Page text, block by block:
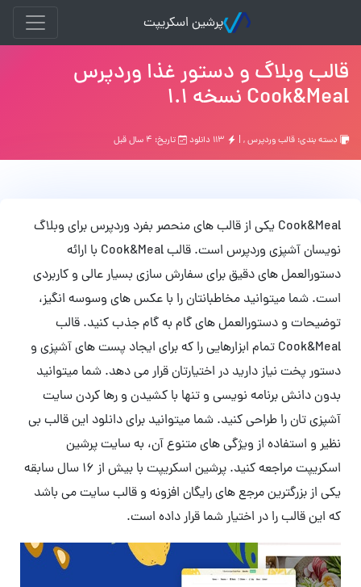
پرشین اسکریپت
قالب وبلاگ و دستور غذا وردپرس
Cook&Meal نسخه 1.1
دسته بندی: قالب وردپرس, | تاریخ: ۴ سال قبل
Cook&Meal یکی از قالب های منحصر بفرد وردپرس برای وبلاگ
نویسان آشپزی وردپرس است. قالب Cook&Meal با ارائه
دستورالعمل های دقیق برای سفارش سازی بسیار عالی و کاربردی
است. شما میتوانید مخاطبانتان را با عکس های وسوسه انگیز،
توضیحات و دستورالعمل های گام به گام جذب کنید. قالب
Cook&Meal تمام ابزارهایی را که برای ایجاد پست های آشپزی و
دستور پخت نیاز دارید در اختیارتان قرار می دهد. شما میتوانید
بدون دانش برنامه نویسی و تنها با کشیدن و رها کردن سایت
آشپزی تان را طراحی کنید. شما میتوانید برای دانلود این قالب بی
نظیر و استفاده از ویژگی های متنوع آن، به سایت پرشین
اسکریپت مراجعه کنید. پرشین اسکریپت با بیش از 16 سال سابقه
یکی از بزرگترین مرجع های رایگان افزونه و قالب سایت می باشد
که این قالب را در اختیار شما قرار داده است.